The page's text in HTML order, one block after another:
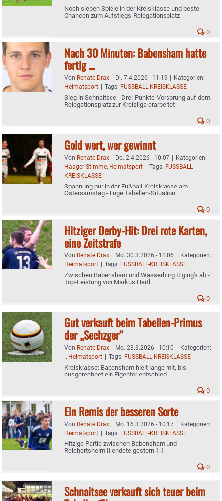
Noch sieben Spiele in der Kreisklasse und beste
Chancen zum Aufstiegs-Relegationsplatz
0
Nach 30 Minuten: Babensham hatte
fertig …
Von Renate Drax | Di. 7.4.2026 - 11:19 | Kategorien:
Heimatsport | Tags: FUSSBALL-KREISKLASSE
Sieg in Schnaitsee - Drei-Punkte-Vorsprung auf dem
Relegationsplatz zur Kreisliga erarbeitet
0
Gold wert, wer gewinnt
Von Renate Drax | Do. 2.4.2026 - 10:07 | Kategorien:
Haager-Stimme, Heimatsport | Tags: FUSSBALL-
KREISKLASSE
Spannung pur in der Fußball-Kreisklasse am
Ostersamstag - Enge Tabellen-Situation
0
Hitziger Derby-Hit: Drei rote Karten,
eine Zeitstrafe
Von Renate Drax | Mo. 30.3.2026 - 11:06 | Kategorien:
Heimatsport | Tags: FUSSBALL-KREISKLASSE
Zwischen Babensham und Wasserburg II ging's ab -
Top-Leistung von Markus Hartl
0
Gut verkauft beim Tabellen-Primus
der „Sechzger“
Von Renate Drax | Mo. 23.3.2026 - 10:10 | Kategorien:
., Heimatsport | Tags: FUSSBALL-KREISKLASSE
Kreisklasse: Babensham hielt lange mit, bis
ausgerechnet ein Eigentor entschied
0
Ein Remis der besseren Sorte
Von Renate Drax | Mo. 16.3.2026 - 10:17 | Kategorien:
Heimatsport | Tags: FUSSBALL-KREISKLASSE
Hitzige Partie zwischen Babensham und
Reichertsheim II endete gestern 1:1
0
Schnaitsee verkauft sich teuer beim